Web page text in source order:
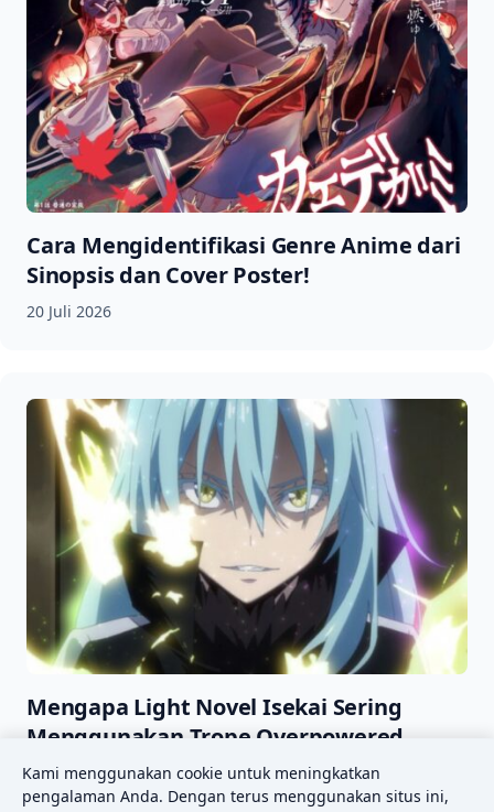
Cara Mengidentifikasi Genre Anime dari
Sinopsis dan Cover Poster!
20 Juli 2026
Mengapa Light Novel Isekai Sering
Menggunakan Trope Overpowered
Protagonist?
23 Juli 2026
Kami menggunakan cookie untuk meningkatkan
pengalaman Anda. Dengan terus menggunakan situs ini,